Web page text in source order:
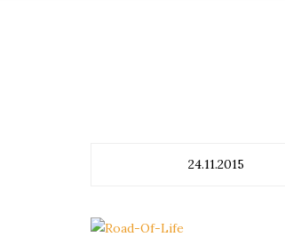
24.11.2015